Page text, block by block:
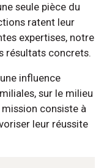
seule pièce du
ratent leur
expertises, notre
résultats concrets.
influence
sur le milieu
consiste à
leur réussite